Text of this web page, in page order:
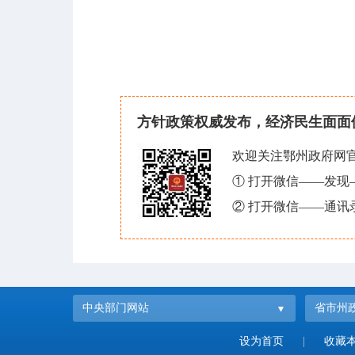
方针政策权威发布，经济民生面
欢迎关注鄂州政府网
① 打开微信——发现
② 打开微信——通讯
中央部门网站 省市州
设为首页 收藏